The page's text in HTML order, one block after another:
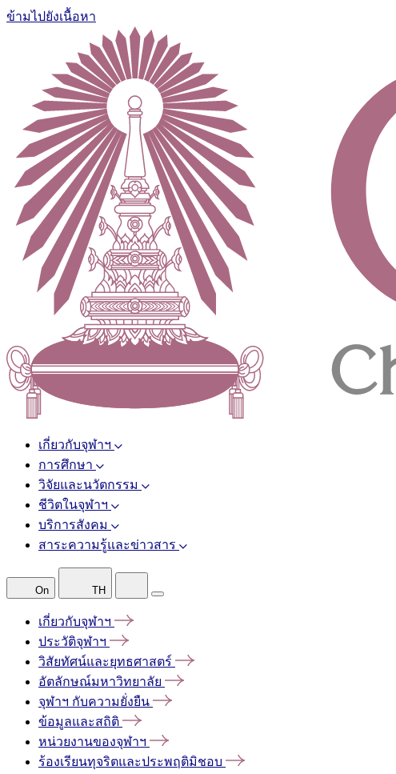
ข้ามไปยังเนื้อหา
เกี่ยวกับจุฬาฯ
การศึกษา
วิจัยและนวัตกรรม
ชีวิตในจุฬาฯ
บริการสังคม
สาระความรู้และข่าวสาร
On TH
เกี่ยวกับจุฬาฯ
ประวัติจุฬาฯ
วิสัยทัศน์และยุทธศาสตร์
อัตลักษณ์มหาวิทยาลัย
จุฬาฯ กับความยั่งยืน
ข้อมูลและสถิติ
หน่วยงานของจุฬาฯ
ร้องเรียนทุจริตและประพฤติมิชอบ